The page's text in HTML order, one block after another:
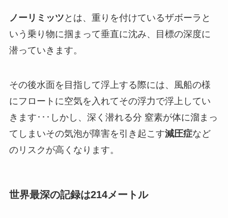
ノーリミッツ とは、重りを付けているザボーラと
いう乗り物に掴まって垂直に沈み、目標の深度に
潜っていきます。
その後水面を目指して浮上する際には、風船の様
にフロートに空気を入れてその浮力で浮上してい
きます･･･しかし、深く潜れる分 窒素が体に溜まっ
てしまいその気泡が障害を引き起こす減圧症など
のリスクが高くなります。
世界最深の記録は214メートル